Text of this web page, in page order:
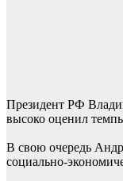
Президент РФ
высоко оценил
В свою очередь
социально-